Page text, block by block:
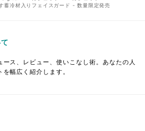
蓄冷材入りフェイスガード - 数量限定発売
ス、レビュー、使いこなし術。あなたの人
幅広く紹介します。